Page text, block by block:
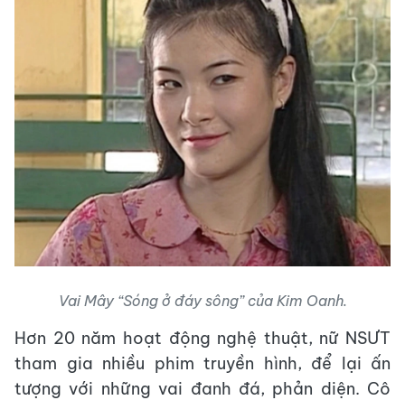
Vai Mây “Sóng ở đáy sông” của Kim Oanh.
Hơn 20 năm hoạt động nghệ thuật, nữ NSƯT
tham gia nhiều phim truyền hình, để lại ấn
tượng với những vai đanh đá, phản diện. Cô